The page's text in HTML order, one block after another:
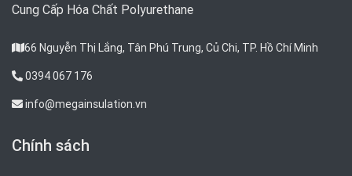
Cung Cấp Hóa Chất Polyurethane
66 Nguyễn Thị Lắng, Tân Phú Trung, Củ Chi, TP. Hồ Chí Minh
0394 067 176
info@megainsulation.vn
Chính sách